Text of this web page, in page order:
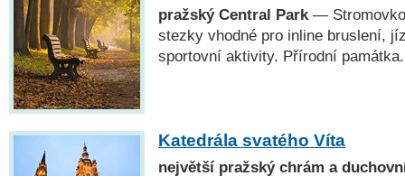
pražský Central Park —
stezky vhodné pro inline bruslení,
sportovní aktivity. Přírodní památka.
Katedrála svatého Víta
největší pražský chrám a